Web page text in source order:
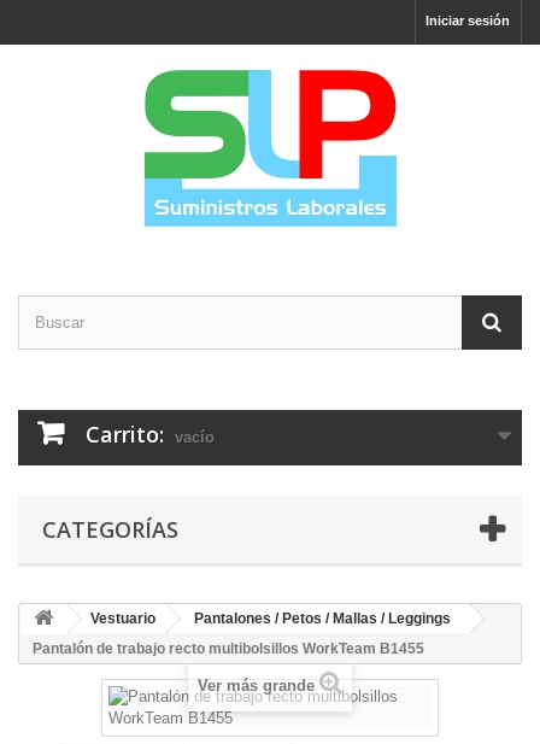
Iniciar sesión
Carrito: vacío
CATEGORÍAS
Vestuario
Pantalones / Petos / Mallas / Leggings
Pantalón de trabajo recto multibolsillos WorkTeam B1455
Ver más grande